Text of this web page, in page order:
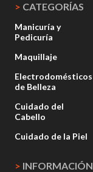
> INFORMACIÓN
> CATEGORÍAS
Manicuría y
Pedicuría
Maquillaje
Electrodomésticos
de Belleza
Cuidado del
Cabello
Cuidado de la Piel